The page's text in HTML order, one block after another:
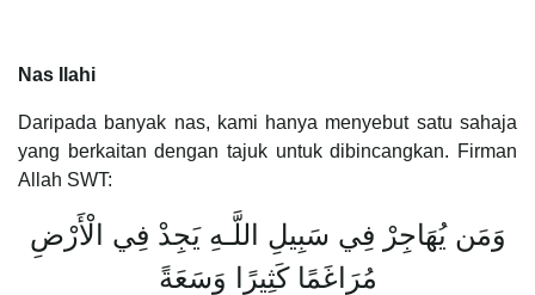
Nas Ilahi
Daripada banyak nas, kami hanya menyebut satu sahaja
yang berkaitan dengan tajuk untuk dibincangkan. Firman
Allah SWT:
وَمَن يُهَاجِرْ فِي سَبِيلِ اللَّـهِ يَجِدْ فِي الْأَرْضِ
مُرَاغَمًا كَثِيرًا وَسَعَةً